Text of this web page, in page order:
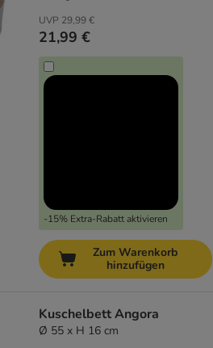
UVP 29,99 €
21,99 €
-15% Extra-Rabatt aktivieren
Zum Warenkorb
hinzufügen
Kuschelbett Angora
Ø 55 x H 16 cm